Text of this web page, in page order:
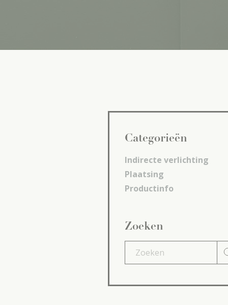
Categorieën
Indirecte verlichting
Plaatsing
Productinfo
Zoeken